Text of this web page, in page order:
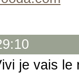
je vais le